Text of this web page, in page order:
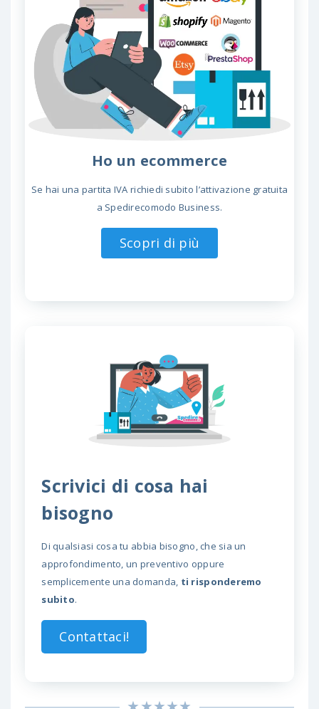
Ho un ecommerce
Se hai una partita IVA richiedi subito l’attivazione gratuita
a Spedirecomodo Business.
Scopri di più
Scrivici di cosa hai
bisogno
Di qualsiasi cosa tu abbia bisogno, che sia un
approfondimento, un preventivo oppure
semplicemente una domanda, ti risponderemo
subito.
Contattaci!